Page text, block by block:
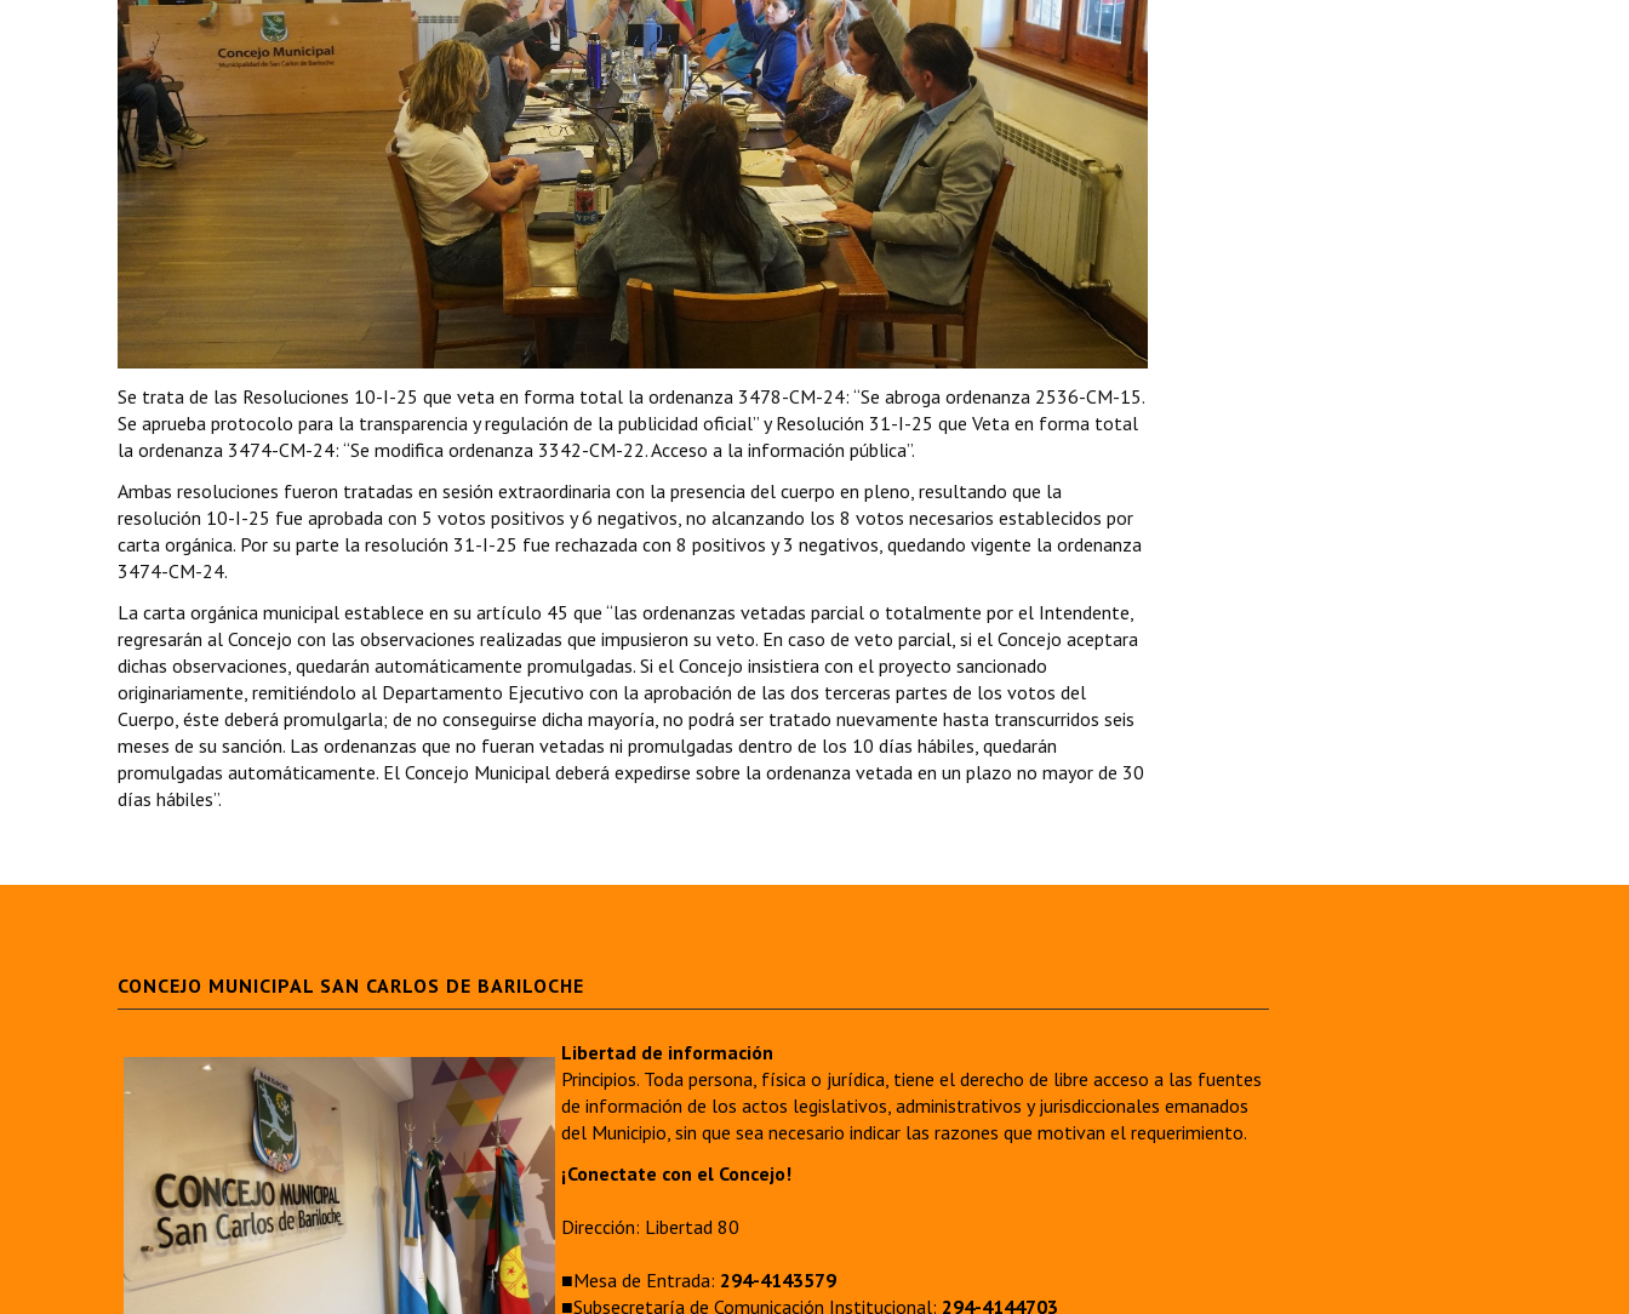
Se trata de las Resoluciones 10-I-25 que veta en forma total la ordenanza 3478-CM-24: “Se abroga ordenanza 2536-CM-15.
Se aprueba protocolo para la transparencia y regulación de la publicidad oficial” y Resolución 31-I-25 que Veta en forma total
la ordenanza 3474-CM-24: “Se modifica ordenanza 3342-CM-22. Acceso a la información pública”.
Ambas resoluciones fueron tratadas en sesión extraordinaria con la presencia del cuerpo en pleno, resultando que la
resolución 10-I-25 fue aprobada con 5 votos positivos y 6 negativos, no alcanzando los 8 votos necesarios establecidos por
carta orgánica. Por su parte la resolución 31-I-25 fue rechazada con 8 positivos y 3 negativos, quedando vigente la ordenanza
3474-CM-24.
La carta orgánica municipal establece en su artículo 45 que “las ordenanzas vetadas parcial o totalmente por el Intendente,
regresarán al Concejo con las observaciones realizadas que impusieron su veto. En caso de veto parcial, si el Concejo aceptara
dichas observaciones, quedarán automáticamente promulgadas. Si el Concejo insistiera con el proyecto sancionado
originariamente, remitiéndolo al Departamento Ejecutivo con la aprobación de las dos terceras partes de los votos del
Cuerpo, éste deberá promulgarla; de no conseguirse dicha mayoría, no podrá ser tratado nuevamente hasta transcurridos seis
meses de su sanción. Las ordenanzas que no fueran vetadas ni promulgadas dentro de los 10 días hábiles, quedarán
promulgadas automáticamente. El Concejo Municipal deberá expedirse sobre la ordenanza vetada en un plazo no mayor de 30
días hábiles”.
CONCEJO MUNICIPAL SAN CARLOS DE BARILOCHE
Libertad de información
Principios. Toda persona, física o jurídica, tiene el derecho de libre acceso a las fuentes
de información de los actos legislativos, administrativos y jurisdiccionales emanados
del Municipio, sin que sea necesario indicar las razones que motivan el requerimiento.
¡Conectate con el Concejo!
Dirección: Libertad 80
■Mesa de Entrada: 294-4143579
■Subsecretaría de Comunicación Institucional: 294-4144703